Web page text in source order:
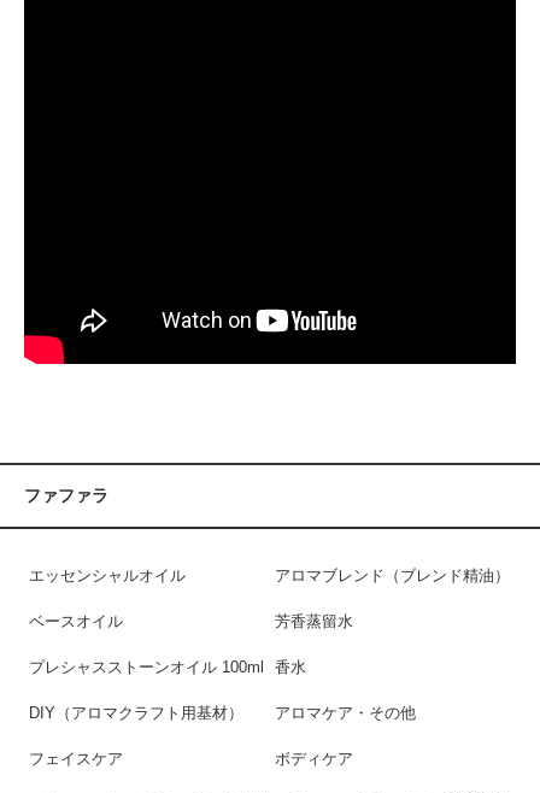
ファファラ
エッセンシャルオイル アロマブレンド（ブレンド精油）
ベースオイル 芳香蒸留水
プレシャスストーンオイル 100ml 香水
DIY（アロマクラフト用基材） アロマケア・その他
フェイスケア ボディケア